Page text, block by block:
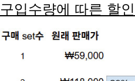
구입수량에 따른 할